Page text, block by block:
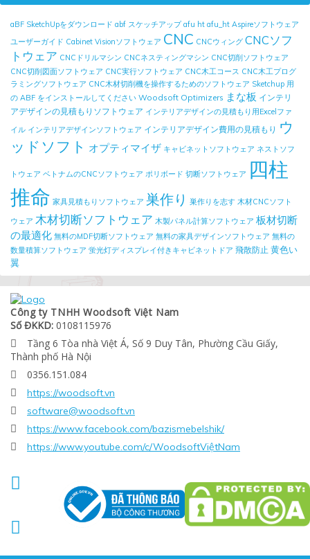
aBF SketchUpをダウンロード abf スケッチアップ afu ht afu_ht Aspireソフトウェア
ユーザーガイド Cabinet Visionソフトウェア CNC CNCウィング CNCソフ
トウェア CNCドリルマシン CNCネスティングマシン CNC切削ソフトウェア
CNC切削図面ソフトウェア CNC実行ソフトウェア CNC木工コース CNC木工プログ
ラミングソフトウェア CNC木材切削機を操作するためのソフトウェア Sketchup 用
の ABF をインストールしてください Woodsoft Optimizers まな板 インテリ
アデザインの見積もりソフトウェア インテリアデザインの見積もり用Excelファ
イル インテリアデザインソフトウェア インテリアデザイン費用の見積もり ウ
ッドソフト オプティマイザ キャビネットソフトウェア ネストソフ
トウェア ベトナムのCNCソフトウェア ポリボード 切断ソフトウェア 四柱
推命 家具見積もりソフトウェア 巣作り 巣作りを志す 木材CNCソフト
ウェア 木材切断ソフトウェア 木製パネル計算ソフトウェア 板材切断
の最適化 無料のMDF切断ソフトウェア 無料の家具デザインソフトウェア 無料の
数量積算ソフトウェア 蛍光灯ディスプレイ付きキャビネットドア 飛散防止 黄色い
翼
Công ty TNHH Woodsoft Việt Nam
Số ĐKKD: 0108115976

Tầng 6 Tòa nhà Việt Á, Số 9 Duy Tân, Phường Cầu Giấy,
Thành phố Hà Nội
 0356.151.084
 https://woodsoft.vn
 software@woodsoft.vn
 https://www.facebook.com/bazismebelshik/
 https://www.youtube.com/c/WoodsoftViệtNam

